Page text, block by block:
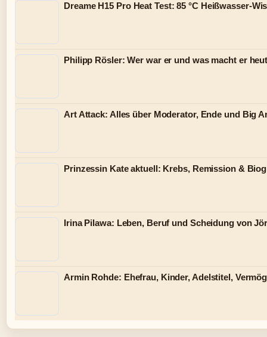
Dreame H15 Pro Heat Test: 85 °C Heißwasser-
Philipp Rösler: Wer war er und was macht er
Art Attack: Alles über Moderator, Ende und Big
Prinzessin Kate aktuell: Krebs, Remission &
Irina Pilawa: Leben, Beruf und Scheidung von
Armin Rohde: Ehefrau, Kinder, Adelstitel,